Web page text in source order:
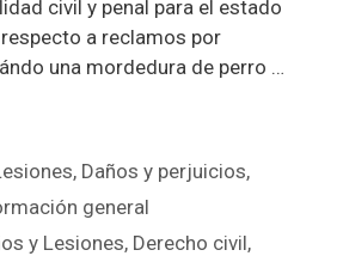
civil y penal para el estado
a reclamos por
una mordedura de perro …
, Daños y perjuicios,
general
y Lesiones, Derecho civil,